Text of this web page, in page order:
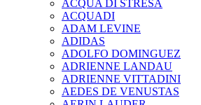
ACQUA DI STRESA
ACQUADI
ADAM LEVINE
ADIDAS
ADOLFO DOMINGUEZ
ADRIENNE LANDAU
ADRIENNE VITTADINI
AEDES DE VENUSTAS